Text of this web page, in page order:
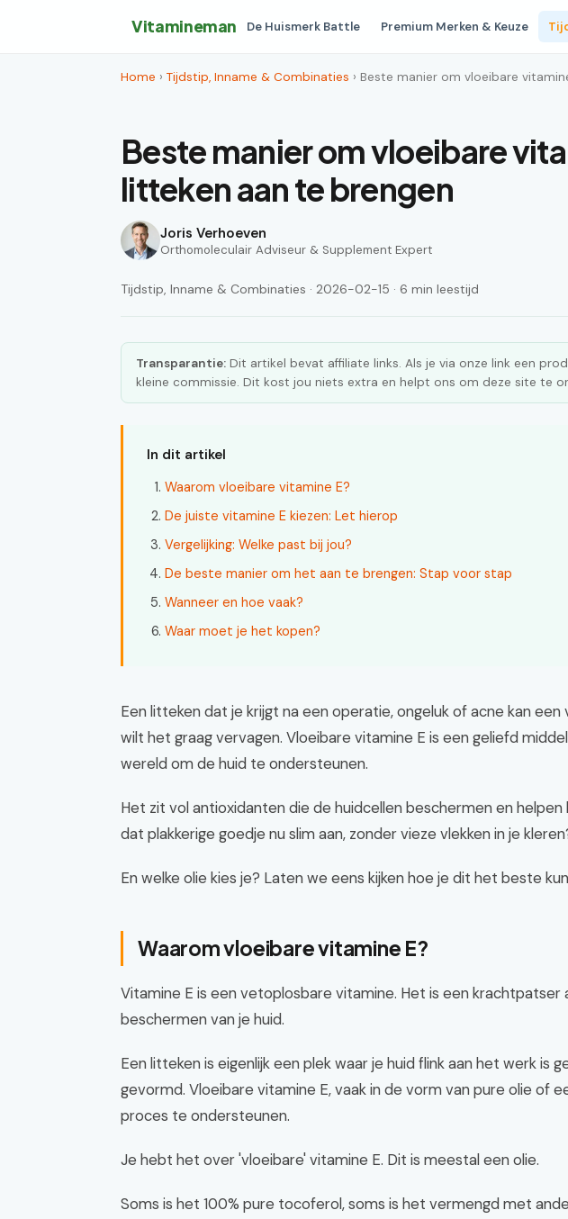
Vitamineman De Huismerk Battle Premium Merken & Keuze
Home › Tijdstip, Inname & Combinaties › Beste manier om vloeibare
Beste manier om vloeibare
litteken aan te brengen
Joris Verhoeven
Orthomoleculair Adviseur & Supplement Expert
Tijdstip, Inname & Combinaties · 2026-02-15 · 6 min leestijd
Transparantie: Dit artikel bevat affiliate links. Als je via onze link een
kleine commissie. Dit kost jou niets extra en helpt ons om deze site te
In dit artikel
Waarom vloeibare vitamine E?
De juiste vitamine E kiezen: Let hierop
Vergelijking: Welke past bij jou?
De beste manier om het aan te brengen: Stap voor stap
Wanneer en hoe vaak?
Waar moet je het kopen?
Een litteken dat je krijgt na een operatie, ongeluk of acne kan een
wilt het graag vervagen. Vloeibare vitamine E is een geliefd
wereld om de huid te ondersteunen.
Het zit vol antioxidanten die de huidcellen beschermen en helpen
dat plakkerige goedje nu slim aan, zonder vieze vlekken in je
En welke olie kies je? Laten we eens kijken hoe je dit het beste
Waarom vloeibare vitamine E?
Vitamine E is een vetoplosbare vitamine. Het is een krachtpatser
beschermen van je huid.
Een litteken is eigenlijk een plek waar je huid flink aan het werk is
gevormd. Vloeibare vitamine E, vaak in de vorm van pure olie of
proces te ondersteunen.
Je hebt het over 'vloeibare' vitamine E. Dit is meestal een olie.
Soms is het 100% pure tocoferol, soms is het vermengd met